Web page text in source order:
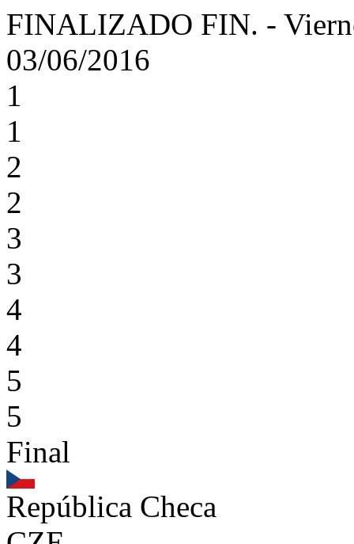
FINALIZADO FIN. -
03/06/2016
1
1
2
2
3
3
4
4
5
5
Final
República Checa